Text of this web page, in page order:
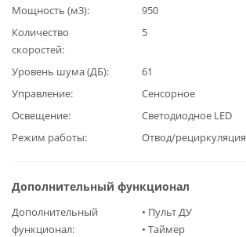
Мощность (м3)
950
Количество
скоростей
5
Уровень шума (ДБ)
61
Управление
Сенсорное
Освещение
Светодиодное LED
Режим работы
Отвод/рециркуляция
Дополнительный функционал
Дополнительный
функционал
• Пульт ДУ
• Таймер